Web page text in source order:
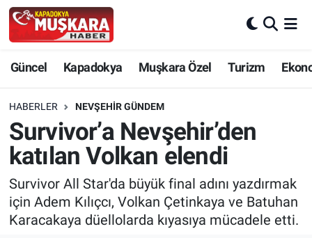
Güncel Kapadokya Muşkara Özel Turizm
HABERLER NEVŞEHIR GÜNDEM
Survivor’a Nevşehir’den
katılan Volkan elendi
Survivor All Star'da büyük final adını yazdırmak
için Adem Kılıçcı, Volkan Çetinkaya ve Batuhan
Karacakaya düellolarda kıyasıya mücadele etti.
Güncel
SEÇİM
Muşkara Özel
Ekonomi
Kapadokya
Nevşehir Hava Durumu
Nevşehir Trafik Yoğunluk Haritası
Süper Lig Puan Durumu ve Fikstür
Tüm Manşetler
Son Dakika Haberleri